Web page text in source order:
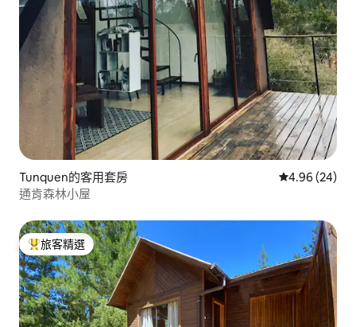
Tunquen的客用套房 從 24 則評價
4.96 (24)
通肯森林小屋
旅客精選榜首
旅客精選